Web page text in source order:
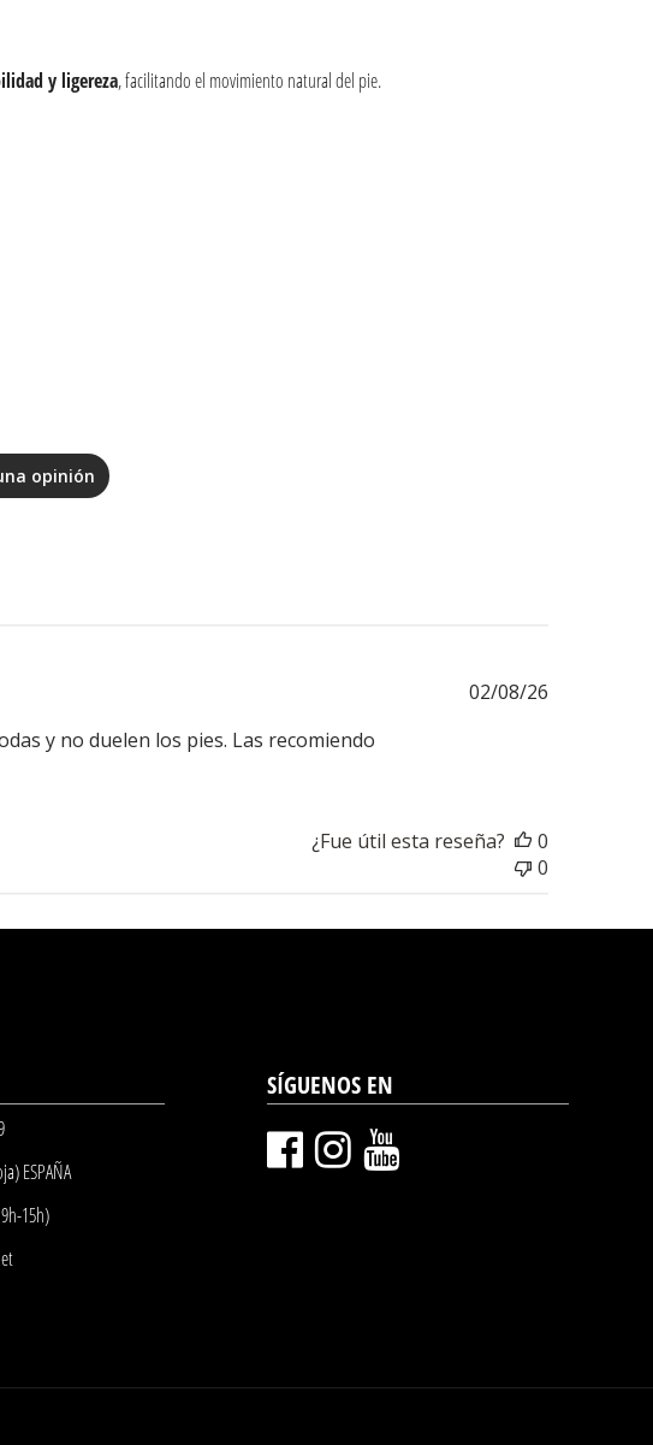
y ligereza, facilitando el movimiento natural del pie.
opinión
y no duelen los pies. Las recomiendo
02/08/26
¿Fue útil esta reseña?
0
0
ESPAÑA
15h)
SÍGUENOS EN